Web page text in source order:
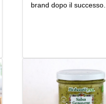
brand dopo il successo...